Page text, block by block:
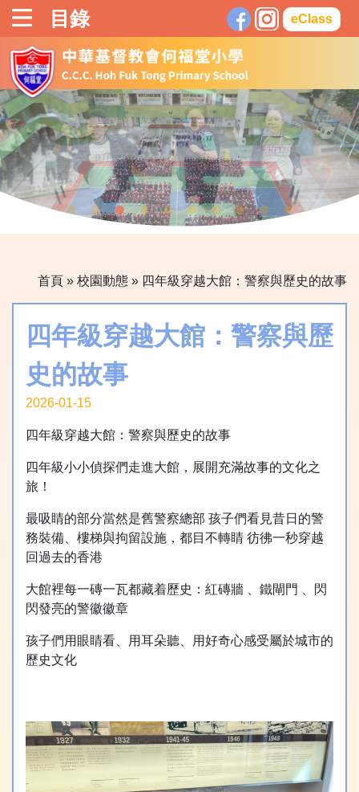
目錄 eClass
首頁 » 校園動態 » 四年級穿越大館：警察與歷史的故事
四年級穿越大館：警察與歷
史的故事
2026-01-15
四年級穿越大館：警察與歷史的故事
四年級小小偵探們走進大館，展開充滿故事的文化之
旅！
最吸睛的部分當然是舊警察總部 孩子們看見昔日的警
務裝備、樓梯與拘留設施，都目不轉睛 彷彿一秒穿越
回過去的香港
大館裡每一磚一瓦都藏着歷史：紅磚牆 、鐵閘門 、閃
閃發亮的警徽徽章
孩子們用眼睛看、用耳朵聽、用好奇心感受屬於城市的
歷史文化